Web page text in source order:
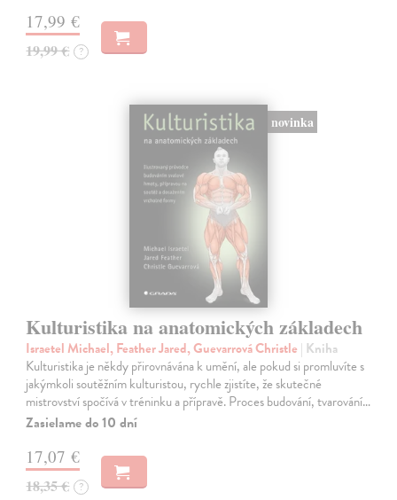
17,99 €
19,99 € ?
novinka
Kulturistika na anatomických základech
Israetel Michael, Feather Jared, Guevarrová Christle | Kniha
Kulturistika je někdy přirovnávána k umění, ale pokud si promluvíte s
jakýmkoli soutěžním kulturistou, rychle zjistíte, že skutečné
mistrovství spočívá v tréninku a přípravě. Proces budování, tvarování…
Zasielame do 10 dní
17,07 €
18,35 € ?